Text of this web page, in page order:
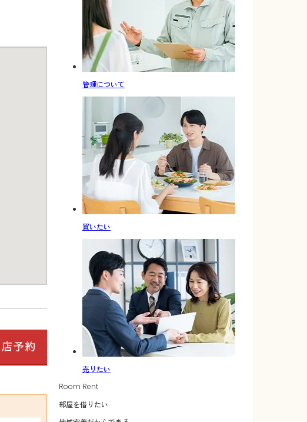
管理について
買いたい
売りたい
Room Rent
部屋を借りたい